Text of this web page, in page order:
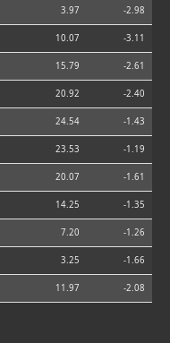
3.97 -2.98
10.07 -3.11
15.79 -2.61
20.92 -2.40
24.54 -1.43
23.53 -1.19
20.07 -1.61
14.25 -1.35
7.20 -1.26
3.25 -1.66
11.97 -2.08